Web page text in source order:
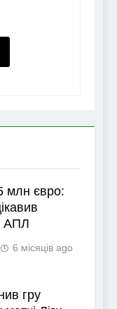
млн євро:
АПЛ
6 місяців ago
гру